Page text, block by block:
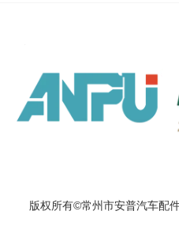
版权所有©常州市安普汽车